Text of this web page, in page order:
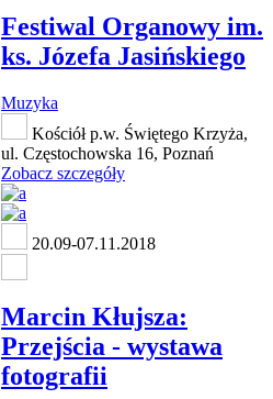
Festiwal Organowy im.
ks. Józefa Jasińskiego
Muzyka
Kościół p.w. Świętego Krzyża,
ul. Częstochowska 16, Poznań
Zobacz szczegóły
20.09-07.11.2018
Marcin Kłujsza:
Przejścia - wystawa
fotografii